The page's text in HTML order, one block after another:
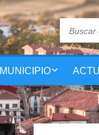
MUNICIPIO